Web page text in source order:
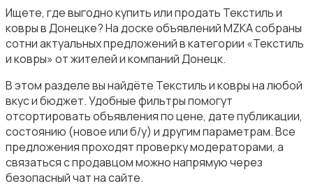
Посуда
Ищете, где выгодно купить или продать Текстиль и
ковры в Донецке? На доске объявлений MZKA собраны
сотни актуальных предложений в категории «Текстиль
и ковры» от жителей и компаний Донецк.
В этом разделе вы найдёте Текстиль и ковры на любой
вкус и бюджет. Удобные фильтры помогут
отсортировать объявления по цене, дате публикации,
состоянию (новое или б/у) и другим параметрам. Все
предложения проходят проверку модераторами, а
связаться с продавцом можно напрямую через
безопасный чат на сайте.